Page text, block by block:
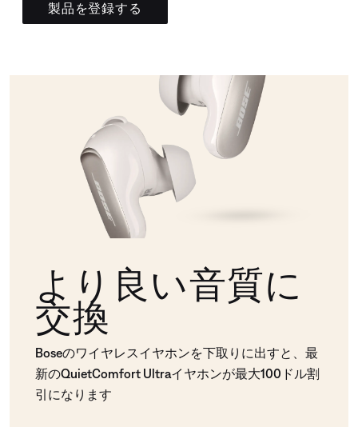
製品を登録する
より良い音質に
交換
Boseのワイヤレスイヤホンを下取りに出すと、最
新のQuietComfort Ultraイヤホンが最大100ドル割
引になります